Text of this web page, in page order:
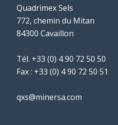
Quadrimex Sels
772, chemin du Mitan
84300 Cavaillon
Tél. +33 (0) 4 90 72 50 50
Fax : +33 (0) 4 90 72 50 51
qxs@minersa.com